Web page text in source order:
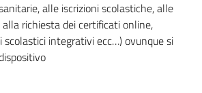
alle iscrizioni scolastiche, alle
richiesta dei certificati online,
scolastici integrativi ecc…) ovunque si